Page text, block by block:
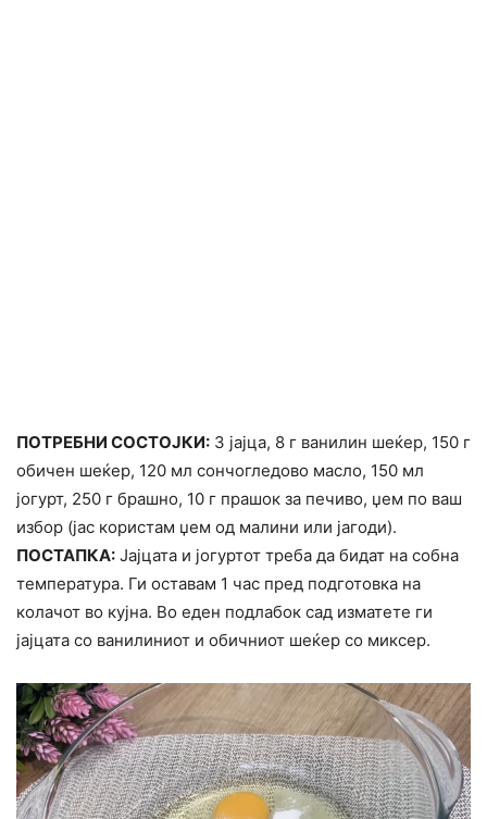
ПОТРЕБНИ СОСТОЈКИ: 3 јајца, 8 г ванилин шеќер, 150 г
обичен шеќер, 120 мл сончогледово масло, 150 мл
јогурт, 250 г брашно, 10 г прашок за печиво, џем по ваш
избор (јас користам џем од малини или јагоди).
ПОСТАПКА: Јајцата и јогуртот треба да бидат на собна
температура. Ги оставам 1 час пред подготовка на
колачот во кујна. Во еден подлабок сад изматете ги
јајцата со ванилиниот и обичниот шеќер со миксер.